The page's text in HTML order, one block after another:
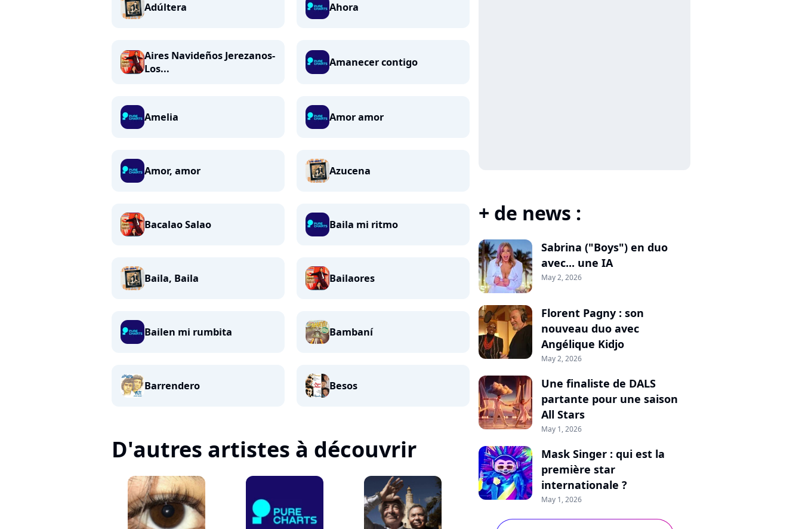
Adúltera Ahora
Aires Navideños Jerezanos-
Los...
Amanecer contigo
Amelia Amor amor
Amor, amor Azucena
Bacalao Salao Baila mi ritmo
Baila, Baila Bailaores
Bailen mi rumbita Bambaní
Barrendero Besos
D'autres artistes à découvrir
+ de news :
Sabrina ("Boys") en duo
avec... une IA
May 2, 2026
Florent Pagny : son
nouveau duo avec
Angélique Kidjo
May 2, 2026
Une finaliste de DALS
partante pour une saison
All Stars
May 1, 2026
Mask Singer : qui est la
première star
internationale ?
May 1, 2026